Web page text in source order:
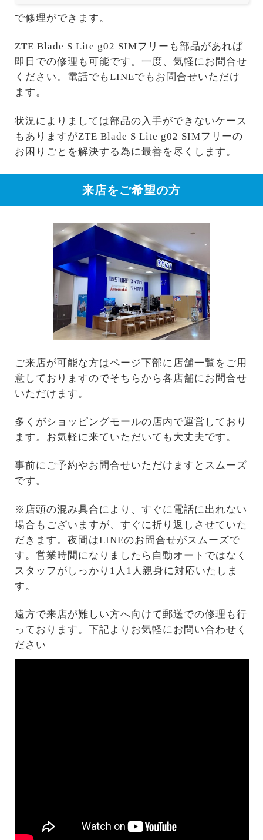
で修理ができます。
ZTE Blade S Lite g02 SIMフリーも部品があれば
即日での修理も可能です。一度、気軽にお問合せ
ください。電話でもLINEでもお問合せいただけ
ます。
状況によりましては部品の入手ができないケース
もありますがZTE Blade S Lite g02 SIMフリーの
お困りごとを解決する為に最善を尽くします。
来店をご希望の方
ご来店が可能な方はページ下部に店舗一覧をご用
意しておりますのでそちらから各店舗にお問合せ
いただけます。
多くがショッピングモールの店内で運営しており
ます。お気軽に来ていただいても大丈夫です。
事前にご予約やお問合せいただけますとスムーズ
です。
※店頭の混み具合により、すぐに電話に出れない
場合もございますが、すぐに折り返しさせていた
だきます。夜間はLINEのお問合せがスムーズで
す。営業時間になりましたら自動オートではなく
スタッフがしっかり1人1人親身に対応いたしま
す。
遠方で来店が難しい方へ向けて郵送での修理も行
っております。下記よりお気軽にお問い合わせく
ださい